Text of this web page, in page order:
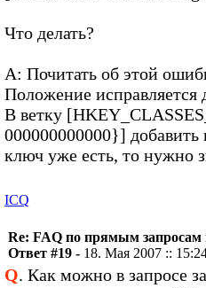
Что делать?
A: Почитать об этой
Положение исправляется
В ветку
000000000000}]
ключ уже есть, то нужно
ICQ
Re: FAQ по прямым
Ответ #19 - 18. Мая 2007 ::
Q. Как можно в запросе